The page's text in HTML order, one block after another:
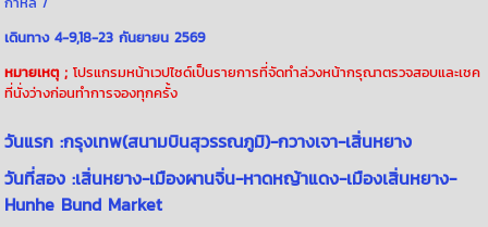
เดินทาง 4-9,18-23 กันยายน 2569
หมายเหตุ ;โปรแกรมหน้าเวปไซด์เป็นรายการที่จัดทำล่วงหน้ากรุณาตรวจสอบและเชค
ที่นั่งว่างก่อนทำการจองทุกครั้ง
วันแรก :กรุงเทพ(สนามบินสุวรรณภูมิ)-กวางเจา-เสิ่นหยาง
วันที่สอง :เสิ่นหยาง-เมืองผานจิ่น-หาดหญ้าแดง-เมืองเสิ่นหยาง-
Hunhe Bund Market